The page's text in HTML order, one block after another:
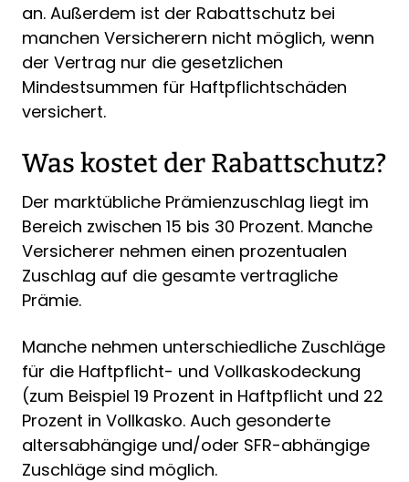
an. Außerdem ist der Rabattschutz bei
manchen Versicherern nicht möglich, wenn
der Vertrag nur die gesetzlichen
Mindestsummen für Haftpflichtschäden
versichert.
Was kostet der Rabattschutz?
Der marktübliche Prämienzuschlag liegt im
Bereich zwischen 15 bis 30 Prozent. Manche
Versicherer nehmen einen prozentualen
Zuschlag auf die gesamte vertragliche
Prämie.
Manche nehmen unterschiedliche Zuschläge
für die Haftpflicht- und Vollkaskodeckung
(zum Beispiel 19 Prozent in Haftpflicht und 22
Prozent in Vollkasko. Auch gesonderte
altersabhängige und/oder SFR-abhängige
Zuschläge sind möglich.